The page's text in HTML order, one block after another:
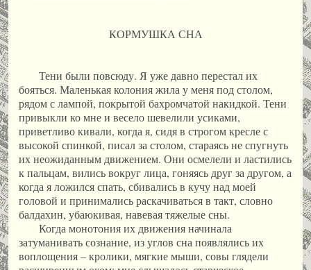
КОРМУШКА СНА
Тени были повсюду. Я уже давно перестал их
бояться. Маленькая колония жила у меня под столом,
рядом с лампой, покрытой бахромчатой накидкой. Тени
привыкли ко мне и весело шевелили усиками,
приветливо кивали, когда я, сидя в строгом кресле с
высокой спинкой, писал за столом, стараясь не спугнуть
их неожиданным движением. Они осмелели и ластились
к пальцам, вились вокруг лица, гоняясь друг за другом, а
когда я ложился спать, сбивались в кучу над моей
головой и принимались раскачиваться в такт, словно
балдахин, убаюкивая, навевая тяжелые сны.
Когда монотония их движения начинала
затуманивать сознание, из углов сна появлялись их
воплощения – кролики, мягкие мыши, совы глядели